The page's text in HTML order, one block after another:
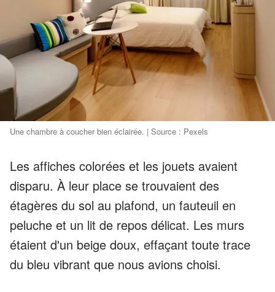
Une chambre à coucher bien éclairée. | Source : Pexels
Les affiches colorées et les jouets avaient
disparu. À leur place se trouvaient des
étagères du sol au plafond, un fauteuil en
peluche et un lit de repos délicat. Les murs
étaient d'un beige doux, effaçant toute trace
du bleu vibrant que nous avions choisi.